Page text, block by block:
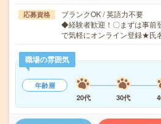
応募資格
ブランクOK / 英語力不要
◆経験者歓迎！〇まずは事前
で気軽にオンライン登録★氏
職場の雰囲気
年齢層
20代
30代